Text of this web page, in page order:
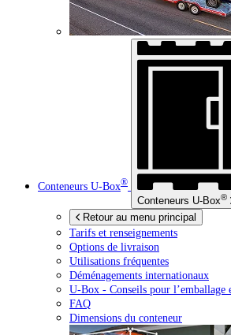
Conteneurs U-Box®
Conteneurs U-Box®
Retour au menu principal
Tarifs et renseignements
Options de livraison
Utilisations fréquentes
Déménagements internationaux
U-Box - Conseils pour l’emballage
FAQ
Dimensions du conteneur